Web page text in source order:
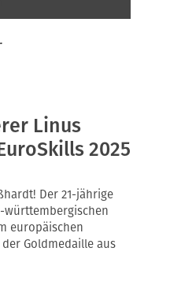
Linus
2025
Der 21-jährige
württembergischen
europäischen
Goldmedaille aus